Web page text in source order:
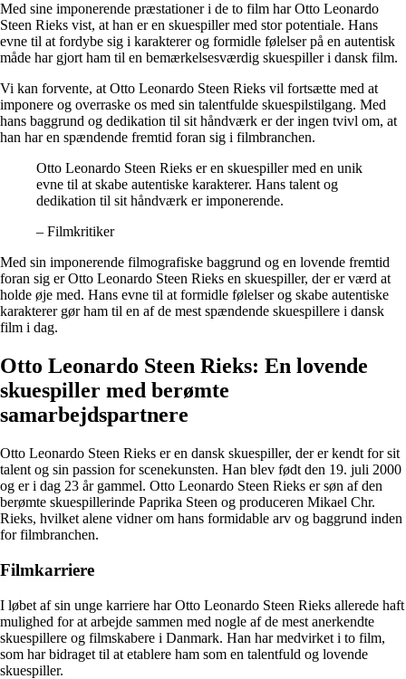
Med sine imponerende præstationer i de to film har Otto Leonardo
Steen Rieks vist, at han er en skuespiller med stor potentiale. Hans
evne til at fordybe sig i karakterer og formidle følelser på en autentisk
måde har gjort ham til en bemærkelsesværdig skuespiller i dansk film.
Vi kan forvente, at Otto Leonardo Steen Rieks vil fortsætte med at
imponere og overraske os med sin talentfulde skuespilstilgang. Med
hans baggrund og dedikation til sit håndværk er der ingen tvivl om, at
han har en spændende fremtid foran sig i filmbranchen.
Otto Leonardo Steen Rieks er en skuespiller med en unik
evne til at skabe autentiske karakterer. Hans talent og
dedikation til sit håndværk er imponerende.
– Filmkritiker
Med sin imponerende filmografiske baggrund og en lovende fremtid
foran sig er Otto Leonardo Steen Rieks en skuespiller, der er værd at
holde øje med. Hans evne til at formidle følelser og skabe autentiske
karakterer gør ham til en af de mest spændende skuespillere i dansk
film i dag.
Otto Leonardo Steen Rieks: En lovende
skuespiller med berømte
samarbejdspartnere
Otto Leonardo Steen Rieks er en dansk skuespiller, der er kendt for sit
talent og sin passion for scenekunsten. Han blev født den 19. juli 2000
og er i dag 23 år gammel. Otto Leonardo Steen Rieks er søn af den
berømte skuespillerinde Paprika Steen og produceren Mikael Chr.
Rieks, hvilket alene vidner om hans formidable arv og baggrund inden
for filmbranchen.
Filmkarriere
I løbet af sin unge karriere har Otto Leonardo Steen Rieks allerede haft
mulighed for at arbejde sammen med nogle af de mest anerkendte
skuespillere og filmskabere i Danmark. Han har medvirket i to film,
som har bidraget til at etablere ham som en talentfuld og lovende
skuespiller.